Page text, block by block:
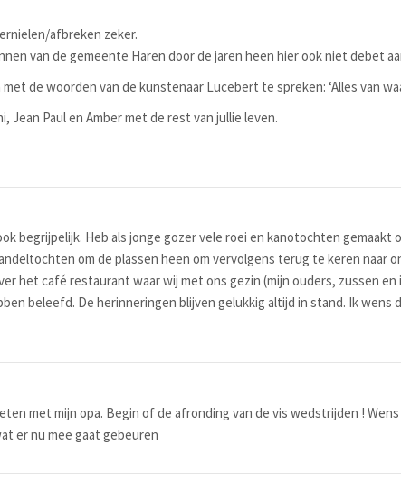
afbreken zeker.
van de gemeente Haren door de jaren heen hier ook niet debet
de woorden van de kunstenaar Lucebert te spreken: ‘Alles van
Jean Paul en Amber met de rest van jullie leven.
begrijpelijk. Heb als jonge gozer vele roei en kanotochten gemaakt
om de plassen heen om vervolgens terug te keren naar
het café restaurant waar wij met ons gezin (mijn ouders, zussen en
beleefd. De herinneringen blijven gelukkig altijd in stand. Ik wens
met mijn opa. Begin of de afronding van de vis wedstrijden !
er nu mee gaat gebeuren